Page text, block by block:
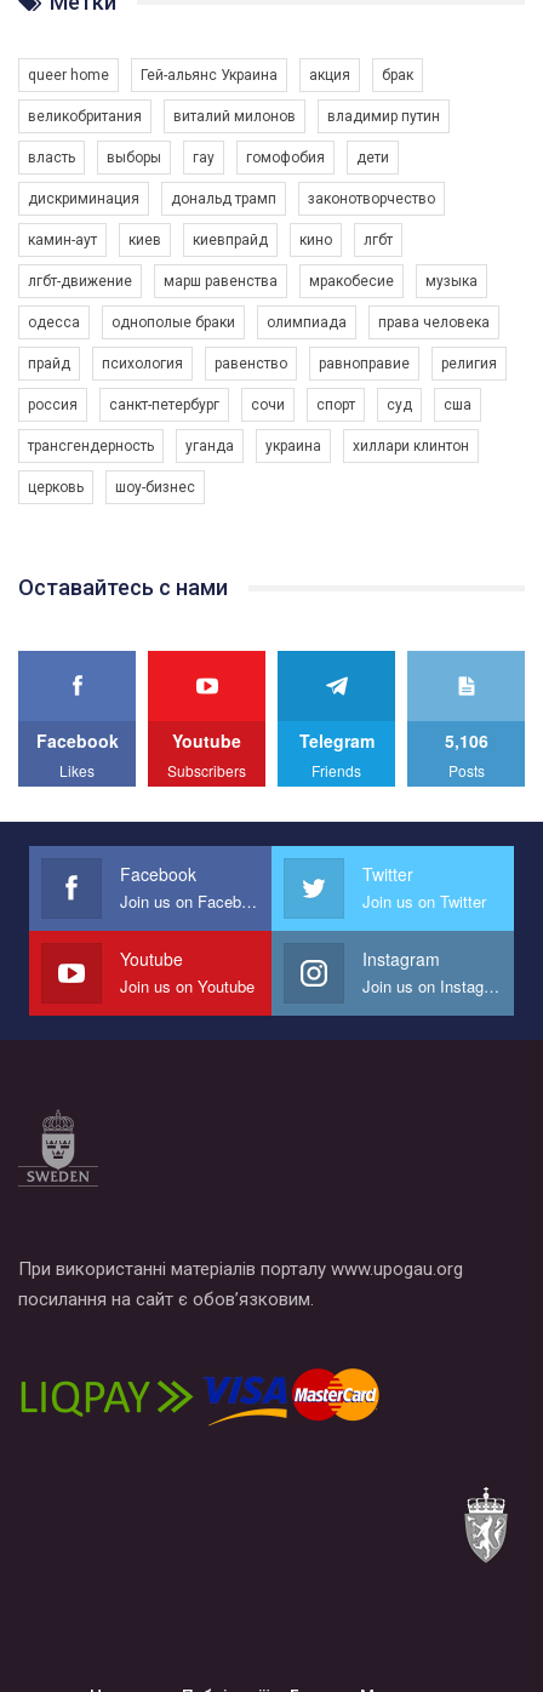
Разом наш голос лунає гучніше!
Зупинимо насильство проти ЛГБТ в Україні! Stop violence against LGBT in Ukraine!
6/30/2017
Емоційний та вражаючий промо-ролік на конкурс PACT, який
представляє програму "Гей-альянс Україна" з протидії
насильству проти ЛГБТ в Україні.
Ми просимо вашої підтримки, щоб реалізувати нашу
програму з боротьби з насильством проти ЛГБТ в Україні.
Якщо ти хочеш підтримати нас - просто натисни "лайк" під
best video, representing programme for the development of
We appeal to your support and ask to help us implement our plan
All you have to do is to press "Like" below the video.
Эмоционально сильный ролик от команды "Гей-альянс
представляющий программу развития организации.
Мы просим вас поддержать нас и помочь нам реализовать
наш план по борьбе с насилием и дискриминацией на почве
СОГИ в Украине.
Все, что вам нужно сделать - это зайти на наш канал YouTube
по этой ссылке и поставить лайк под видео.
1.9K Просмотров • 226 Нравится • 5 Комментариев
queer home Гей-альянс Украина акция брак
великобритания виталий милонов владимир путин
власть выборы гау гомофобия дети
дискриминация дональд трамп законотворчество
камин-аут киев киевпрайд кино лгбт
лгбт-движение марш равенства мракобесие музыка
одесса однополые браки олимпиада права человека
прайд психология равенство равноправие религия
россия санкт-петербург сочи спорт суд сша
трансгендерность уганда украина хиллари клинтон
церковь шоу-бизнес
Оставайтесь с нами
Facebook
Likes
Youtube
Subscribers
Telegram
Friends
5,106
Posts
Facebook
Join us on Facebook
Twitter
Join us on Twitter
Youtube
Join us on Youtube
Instagram
Join us on Instagram
При використанні матеріалів порталу www.upogau.org
посилання на сайт є обов’язковим.